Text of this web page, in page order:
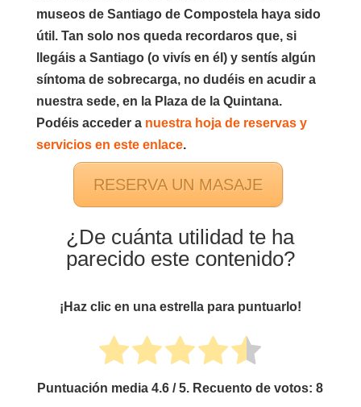
museos de Santiago de Compostela haya sido
útil. Tan solo nos queda recordaros que, si
llegáis a Santiago (o vivís en él) y sentís algún
síntoma de sobrecarga, no dudéis en acudir a
nuestra sede, en la Plaza de la Quintana.
Podéis acceder a nuestra hoja de reservas y
servicios en este enlace.
RESERVA UN MASAJE
¿De cuánta utilidad te ha
parecido este contenido?
¡Haz clic en una estrella para puntuarlo!
Puntuación media4.6 / 5. Recuento de votos:8